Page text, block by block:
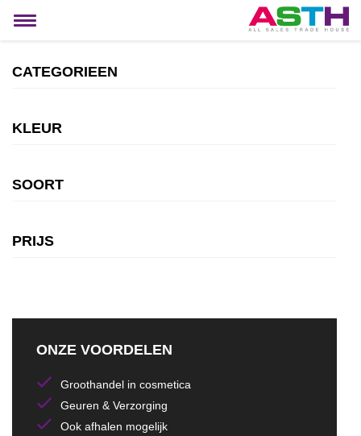
Toggle
CATEGORIEEN
KLEUR
SOORT
PRIJS
ONZE VOORDELEN
Groothandel in cosmetica
Geuren & Verzorging
Ook afhalen mogelijk